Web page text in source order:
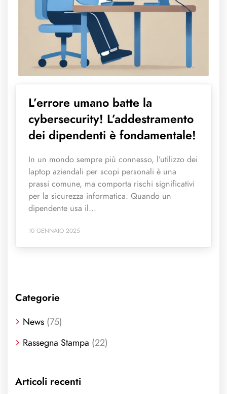
L’errore umano batte la
cybersecurity! L’addestramento
dei dipendenti è fondamentale!
In un mondo sempre più connesso, l’utilizzo dei
laptop aziendali per scopi personali è una
prassi comune, ma comporta rischi significativi
per la sicurezza informatica. Quando un
dipendente usa il...
10 GENNAIO 2025
Categorie
News (75)
Rassegna Stampa (22)
Articoli recenti